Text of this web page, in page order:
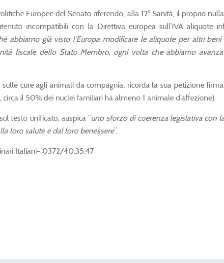
Europee del Senato riferendo, alla 12° Sanità, il proprio
incompatibili con la Direttiva europea sull’IVA aliquote
abbiamo già visto l’Europa modificare le aliquote per altri
fiscale dello Stato Membro, ogni volta che abbiamo
cure agli animali da compagnia, ricorda la sua petizione
il 50% dei nuclei familiari ha almeno 1 animale d’affezione).
testo unificato, auspica “uno sforzo di coerenza legislativa con
loro salute e dal loro benessere”.
Italiani- 0372/40.35.47